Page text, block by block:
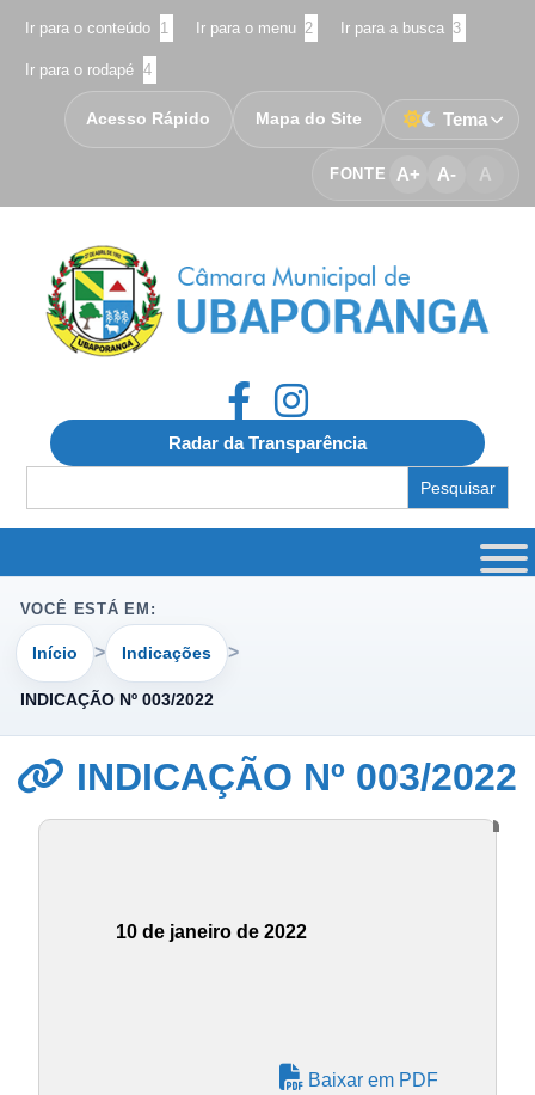
Ir para o conteúdo 1 Ir para o menu 2 Ir para a busca 3
Ir para o rodapé 4
FONTE A+ A- A
Acesso Rápido Mapa do Site Tema
Radar da Transparência
for:
VOCÊ ESTÁ EM:
Início Indicações
INDICAÇÃO Nº 003/2022
INDICAÇÃO Nº 003/2022
10 de janeiro de 2022
Baixar em PDF